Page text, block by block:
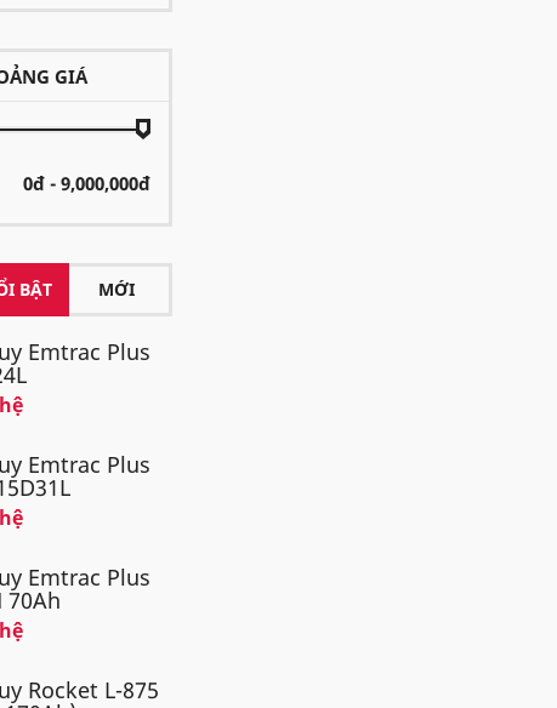
GIÁ
BẬT MỚI
Emtrac Plus
Emtrac Plus
Emtrac Plus
70Ah
Rocket L-875